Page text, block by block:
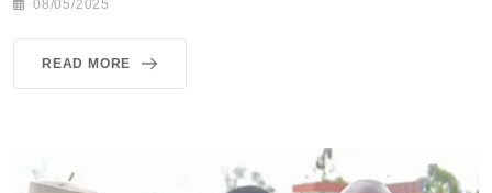
08/05/2025
READ MORE